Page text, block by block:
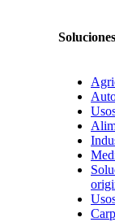
Soluciones